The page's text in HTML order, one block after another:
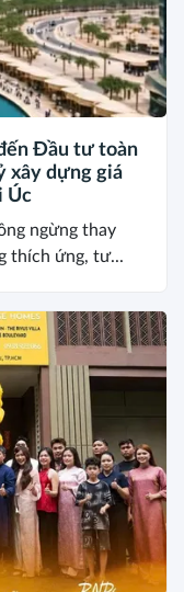
Đầu tư toàn
xây dựng giá
Úc
ngừng thay
thích ứng, tư...